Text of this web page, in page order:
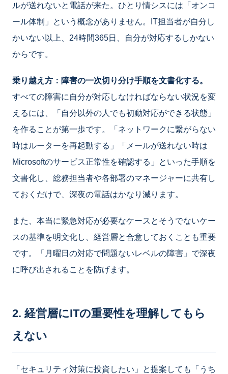
ルが送れないと電話が来た。ひとり情シスには「オンコ
ール体制」という概念がありません。IT担当者が自分し
かいない以上、24時間365日、自分が対応するしかない
からです。
乗り越え方：障害の一次切り分け手順を文書化する。
すべての障害に自分が対応しなければならない状況を変
えるには、「自分以外の人でも初動対応ができる状態」
を作ることが第一歩です。「ネットワークに繋がらない
時はルーターを再起動する」「メールが送れない時は
Microsoftのサービス正常性を確認する」といった手順を
文書化し、総務担当者や各部署のマネージャーに共有し
ておくだけで、深夜の電話はかなり減ります。
また、本当に緊急対応が必要なケースとそうでないケー
スの基準を明文化し、経営層と合意しておくことも重要
です。「月曜日の対応で問題ないレベルの障害」で深夜
に呼び出されることを防げます。
2. 経営層にITの重要性を理解してもら
えない
「セキュリティ対策に投資したい」と提案しても「うち